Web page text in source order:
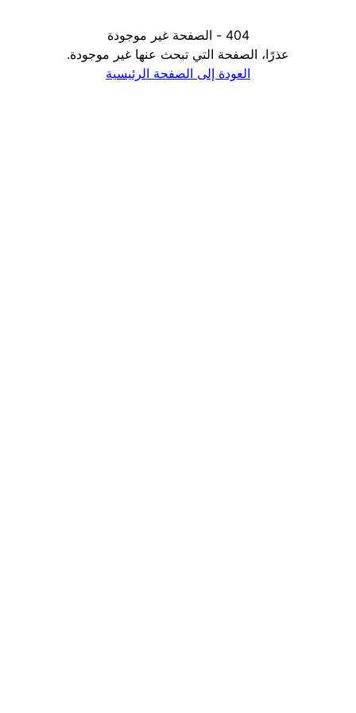
404 - الصفحة غير موجودة
عذرًا، الصفحة التي تبحث عنها غير موجودة.
العودة إلى الصفحة الرئيسية